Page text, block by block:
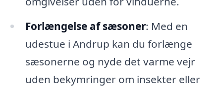
Forlængelse af sæsoner: Med en
udestue i Andrup kan du forlænge
sæsonerne og nyde det varme vejr
uden bekymringer om insekter eller